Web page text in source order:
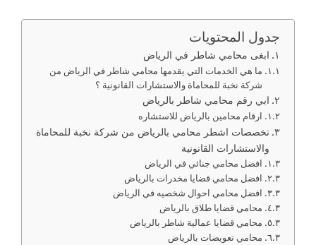
جدول المحتويات
ابغى محامي شاطر في الرياض
ما هي الخدمات التي يقدمها محامي شاطر في الرياض من
شركة نخبة للمحاماة والاستشارات القانونية ؟
ابي رقم محامي شاطر بالرياض
ارقام محامين بالرياض للاستشاره
تخصصات اشطر محامي بالرياض من شركة نخبة للمحاماة
والاستشارات القانونية
افضل محامي جنائي في الرياض
افضل محامي قضايا مخدرات بالرياض
افضل محامي احوال شخصيه في الرياض
محامي قضايا طلاق بالرياض
محامي قضايا عمالية شاطر بالرياض
محامي تعويضات بالرياض